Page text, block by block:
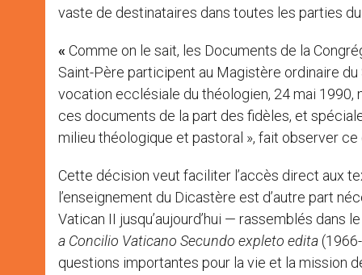
vaste de destinataires dans toutes les parties du
« Comme on le sait, les Documents de la
Saint-Père participent au Magistère ordinaire
vocation ecclésiale du théologien, 24 mai 1990,
ces documents de la part des fidèles, et
milieu théologique et pastoral », fait observer
Cette décision veut faciliter l’accès direct aux
l’enseignement du Dicastère est d’autre part
Vatican II jusqu’aujourd’hui — rassemblés dans
a Concilio Vaticano Secundo expleto edita
questions importantes pour la vie et la mission